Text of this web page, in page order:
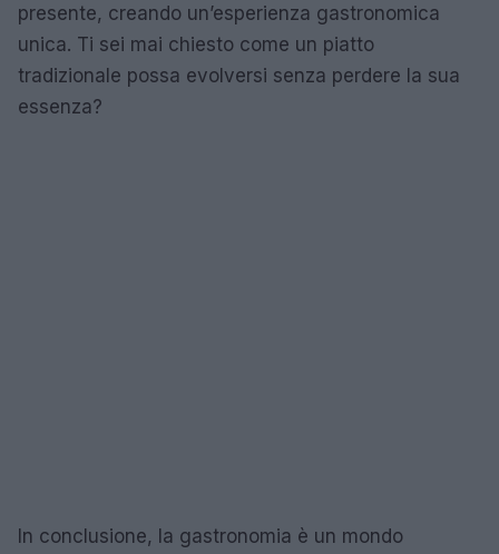
presente, creando un’esperienza gastronomica
unica. Ti sei mai chiesto come un piatto
tradizionale possa evolversi senza perdere la sua
essenza?
In conclusione, la gastronomia è un mondo